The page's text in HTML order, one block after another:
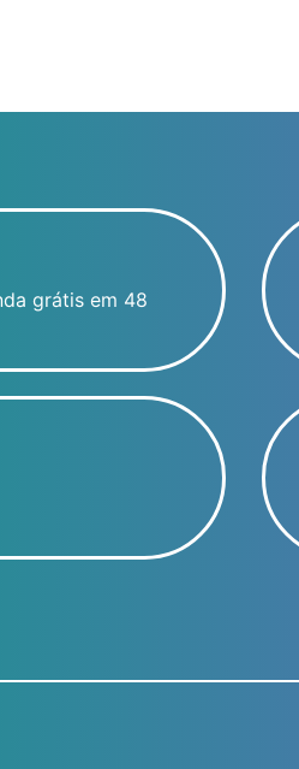
grátis em 48